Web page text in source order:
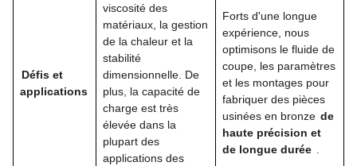
Défis et
applications
viscosité des
matériaux, la gestion
de la chaleur et la
stabilité
dimensionnelle. De
plus, la capacité de
charge est très
élevée dans la
plupart des
applications des
Forts d'une longue
expérience, nous
optimisons le fluide de
coupe, les paramètres
et les montages pour
fabriquer des pièces
usinées en bronze de
haute précision et
de longue durée